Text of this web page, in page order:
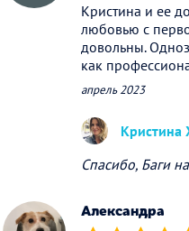
Кристина и ее
любовью с
довольны.
как
апрель 2023
Кристина
Спасибо, Баги
Александра